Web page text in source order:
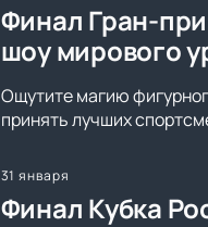
Финал Гран-
шоу мирового
Ощутите магию
принять лучших
31 января
Финал Кубка